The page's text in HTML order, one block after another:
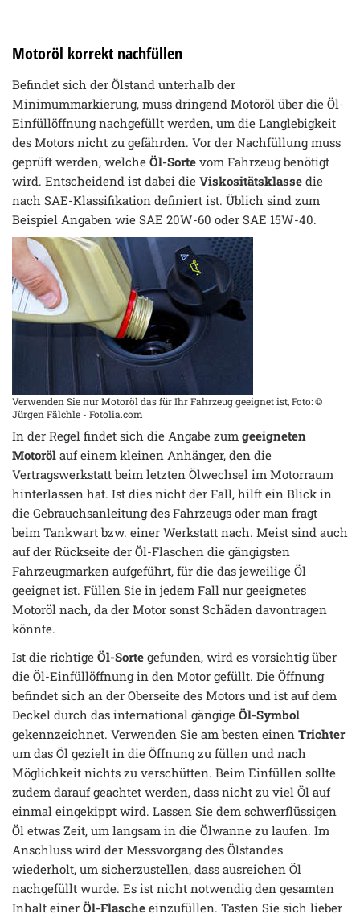
Motoröl korrekt nachfüllen
Befindet sich der Ölstand unterhalb der
Minimummarkierung, muss dringend Motoröl über die Öl-
Einfüllöffnung nachgefüllt werden, um die Langlebigkeit
des Motors nicht zu gefährden. Vor der Nachfüllung muss
geprüft werden, welche Öl-Sorte vom Fahrzeug benötigt
wird. Entscheidend ist dabei die Viskositätsklasse die
nach SAE-Klassifikation definiert ist. Üblich sind zum
Beispiel Angaben wie SAE 20W-60 oder SAE 15W-40.
Verwenden Sie nur Motoröl das für Ihr Fahrzeug geeignet ist, Foto: ©
Jürgen Fälchle - Fotolia.com
In der Regel findet sich die Angabe zum geeigneten
Motoröl auf einem kleinen Anhänger, den die
Vertragswerkstatt beim letzten Ölwechsel im Motorraum
hinterlassen hat. Ist dies nicht der Fall, hilft ein Blick in
die Gebrauchsanleitung des Fahrzeugs oder man fragt
beim Tankwart bzw. einer Werkstatt nach. Meist sind auch
auf der Rückseite der Öl-Flaschen die gängigsten
Fahrzeugmarken aufgeführt, für die das jeweilige Öl
geeignet ist. Füllen Sie in jedem Fall nur geeignetes
Motoröl nach, da der Motor sonst Schäden davontragen
könnte.
Ist die richtige Öl-Sorte gefunden, wird es vorsichtig über
die Öl-Einfüllöffnung in den Motor gefüllt. Die Öffnung
befindet sich an der Oberseite des Motors und ist auf dem
Deckel durch das international gängige Öl-Symbol
gekennzeichnet. Verwenden Sie am besten einen Trichter
um das Öl gezielt in die Öffnung zu füllen und nach
Möglichkeit nichts zu verschütten. Beim Einfüllen sollte
zudem darauf geachtet werden, dass nicht zu viel Öl auf
einmal eingekippt wird. Lassen Sie dem schwerflüssigen
Öl etwas Zeit, um langsam in die Ölwanne zu laufen. Im
Anschluss wird der Messvorgang des Ölstandes
wiederholt, um sicherzustellen, dass ausreichen Öl
nachgefüllt wurde. Es ist nicht notwendig den gesamten
Inhalt einer Öl-Flasche einzufüllen. Tasten Sie sich lieber